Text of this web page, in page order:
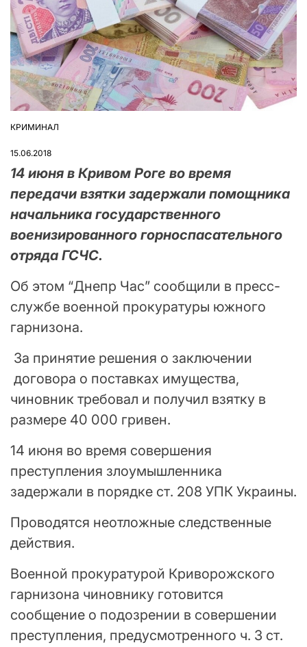
ОПУБЛІКУВАТИ
КРИМИНАЛ
15.06.2018
14 июня в Кривом Роге во время
передачи взятки задержали помощника
начальника государственного
военизированного горноспасательного
отряда ГСЧС.
Об этом “Днепр Час” сообщили в пресс-
службе военной прокуратуры южного
гарнизона.
За принятие решения о заключении
договора о поставках имущества,
чиновник требовал и получил взятку в
размере 40 000 гривен.
14 июня во время совершения
преступления злоумышленника
задержали в порядке ст. 208 УПК Украины.
Проводятся неотложные следственные
действия.
Военной прокуратурой Криворожского
гарнизона чиновнику готовится
сообщение о подозрении в совершении
преступления, предусмотренного ч. 3 ст.